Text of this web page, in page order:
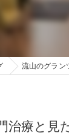
流山のグラン
療と見